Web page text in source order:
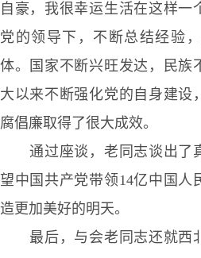
自豪，我很幸运生活在这样一
党的领导下，不断总结经验
体。国家不断兴旺发达，民族
大以来不断强化党的自身建设
腐倡廉取得了很大成效。
通过座谈，老同志谈出了
望中国共产党带领14亿中国人
造更加美好的明天。
最后，与会老同志还就西